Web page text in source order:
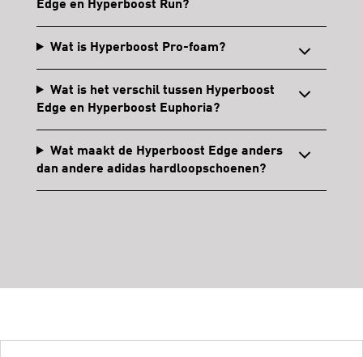
Edge en Hyperboost Run?
Wat is Hyperboost Pro-foam?
Wat is het verschil tussen Hyperboost
Edge en Hyperboost Euphoria?
Wat maakt de Hyperboost Edge anders
dan andere adidas hardloopschoenen?